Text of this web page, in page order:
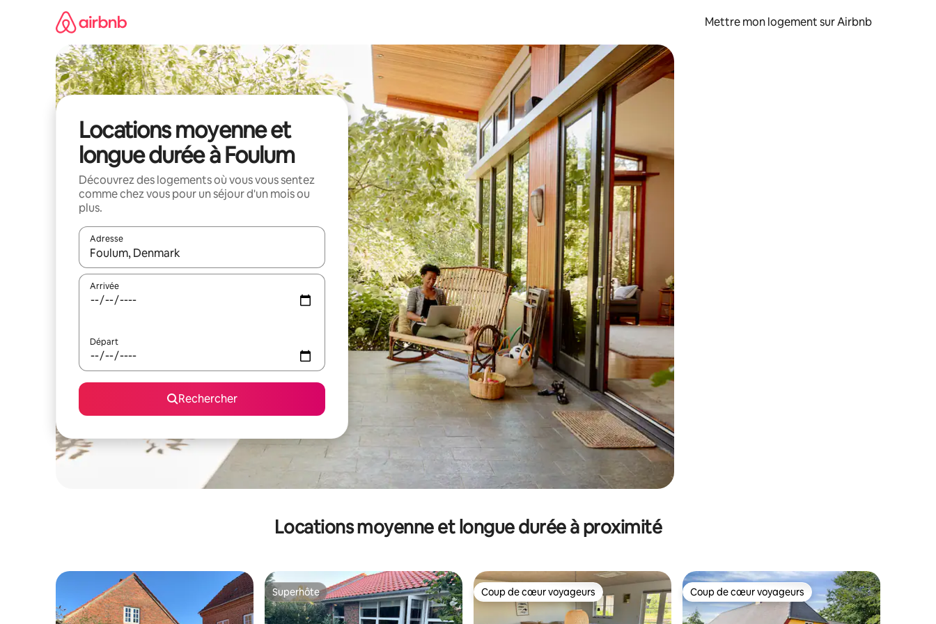
Mettre mon logement sur Airbnb
Locations moyenne et
longue durée à Foulum
Découvrez des logements où vous vous sentez
comme chez vous pour un séjour d'un mois ou
plus.
Adresse
Lorsque les résultats s'affichent, utilisez les flèches vers le haut et vers le bas pour les parcourir ou en appuyant et en faisant glisser.
Arrivée
Départ
Rechercher
Locations moyenne et longue durée à proximité
Superhôte
Superhôte Coup de cœur voyageurs
Coup de cœur voyageurs Coup de cœur voyageurs
Coup de cœur voyageurs